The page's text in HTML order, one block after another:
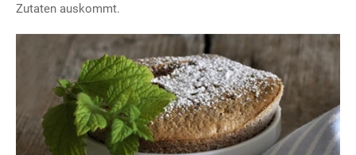
Zutaten auskommt.